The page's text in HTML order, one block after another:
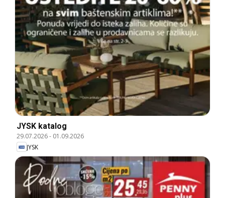
JYSK katalog
29.07.2026- 01.09.2026
JYSK